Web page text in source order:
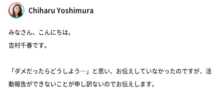
Chiharu Yoshimura
みなさん、こんにちは。
吉村千春です。
「ダメだったらどうしよう…」と思い、お伝えしていなかったのですが、活
動報告ができないことが申し訳ないのでお伝えします。